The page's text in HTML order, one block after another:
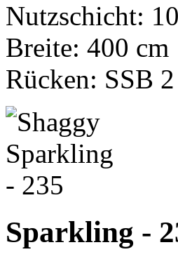
Nutzschicht:
Breite: 400 cm
Rücken: SSB 2
Sparkling -